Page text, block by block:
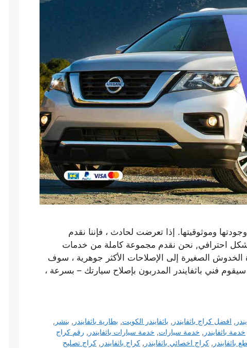
وموثوقيتها. إذا تعرضت لحادث ، فإننا نقدم
احترافي, نحن نقدم مجموعة كاملة من خدمات
الخدوش الصغيرة إلى الإصلاحات الأكثر جوهرية ، سوف
فني باثفايندر المدربون بإصلاح سيارتك – بسرعة ،
, افضل كراج باثفايندر , باثفايندر الكويت, بطارية باثفايندر , بنشر ,
خدمة باثفايندر , خدمة سيارات, خدمة سيارات باثفايندر , رقم كراج
باثفايندر , كراج اخصائي باثفايندر , كراج باثفايندر , كراج تصليح